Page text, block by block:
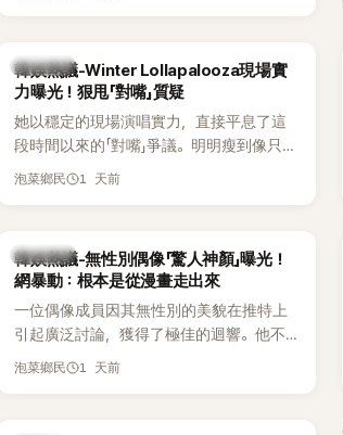
熱議討論
韓娛熱議-Winter Lollapalooza現場實
力曝光！狠甩「對嘴」質疑
她以穩定的現場演唱實力，直接平息了這
段時間以來的「對嘴」爭議。明明瘦到像只剩
骨頭，怎麼還能唱出這麼驚人的爆發力和
泡菜鄉民 1 天前
熱議討論
韓娛熱議-無性別偶像「驚人神顏」曝光！
網暴動：根本是從漫畫走出來
一位偶像成員因其無性別的美貌在推特上
引起廣泛討論，獲得了極佳的迴響。他不
僅外型出眾，舞技也備受讚譽。
泡菜鄉民 1 天前